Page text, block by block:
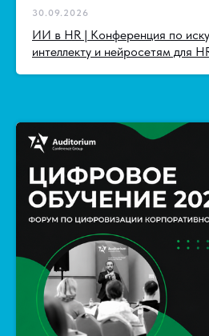
30.09.2026
ИИ в HR | Конференция по
интеллекту и нейросетям для